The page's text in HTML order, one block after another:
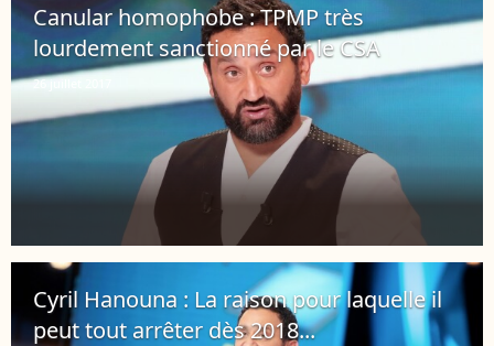
Canular homophobe : TPMP très
lourdement sanctionné par le CSA
26 juillet 2017
Cyril Hanouna : La raison pour laquelle il
peut tout arrêter dès 2018...